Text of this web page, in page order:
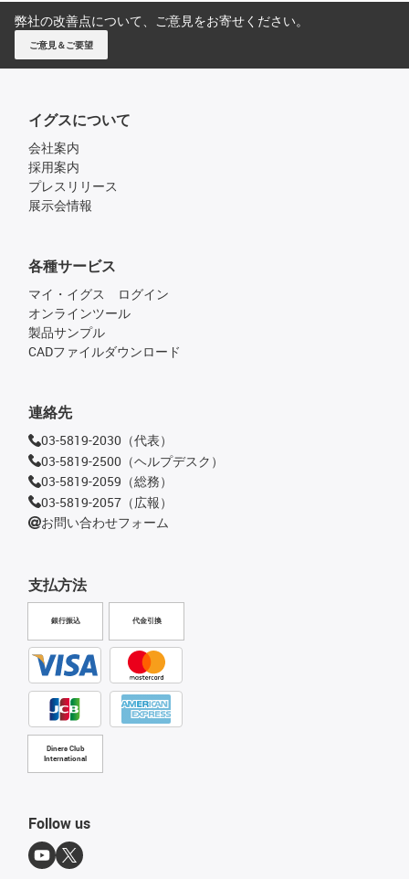
弊社の改善点について、ご意見をお寄せください。
ご意見＆ご要望
イグスについて
会社案内
採用案内
プレスリリース
展示会情報
支払方法
銀行振込 代金引換
Diners Club
International
各種サービス
マイ・イグス ログイン
オンラインツール
製品サンプル
CADファイルダウンロード
連絡先
03-5819-2030（代表）
03-5819-2500（ヘルプデスク）
03-5819-2059（総務）
03-5819-2057（広報）
お問い合わせフォーム
Follow us